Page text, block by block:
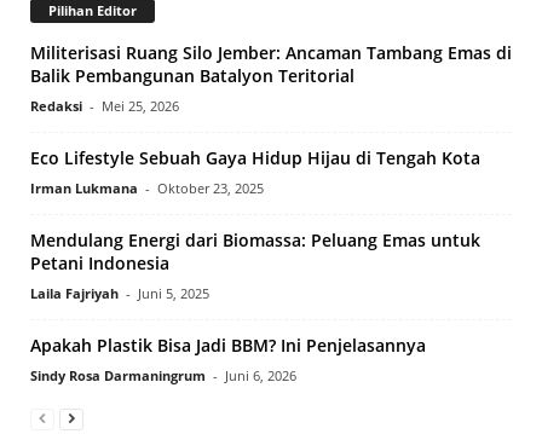
Pilihan Editor
Militerisasi Ruang Silo Jember: Ancaman Tambang Emas di
Balik Pembangunan Batalyon Teritorial
Redaksi - Mei 25, 2026
Eco Lifestyle Sebuah Gaya Hidup Hijau di Tengah Kota
Irman Lukmana - Oktober 23, 2025
Mendulang Energi dari Biomassa: Peluang Emas untuk
Petani Indonesia
Laila Fajriyah - Juni 5, 2025
Apakah Plastik Bisa Jadi BBM? Ini Penjelasannya
Sindy Rosa Darmaningrum - Juni 6, 2026